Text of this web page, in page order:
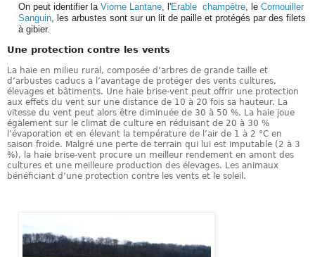
On peut identifier la Viorne Lantane, l'Erable champêtre, le Cornouiller
Sanguin, les arbustes sont sur un lit de paille et protégés par des filets
à gibier.
Une protection contre les vents
La haie en milieu rural, composée d’arbres de grande taille et
d’arbustes caducs a l’avantage de protéger des vents cultures,
élevages et bâtiments. Une haie brise-vent peut offrir une protection
aux effets du vent sur une distance de 10 à 20 fois sa hauteur. La
vitesse du vent peut alors être diminuée de 30 à 50 %. La haie joue
également sur le climat de culture en réduisant de 20 à 30 %
l’évaporation et en élevant la température de l’air de 1 à 2 °C en
saison froide. Malgré une perte de terrain qui lui est imputable (2 à 3
%), la haie brise-vent procure un meilleur rendement en amont des
cultures et une meilleure production des élevages. Les animaux
bénéficiant d’une protection contre les vents et le soleil.